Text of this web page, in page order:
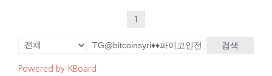
1
검색
Powered by KBoard